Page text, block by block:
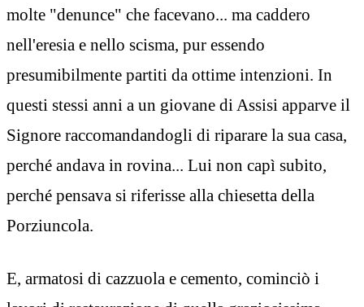
molte "denunce" che facevano... ma caddero
nell'eresia e nello scisma, pur essendo
presumibilmente partiti da ottime intenzioni. In
questi stessi anni a un giovane di Assisi apparve il
Signore raccomandandogli di riparare la sua casa,
perché andava in rovina... Lui non capì subito,
perché pensava si riferisse alla chiesetta della
Porziuncola.
E, armatosi di cazzuola e cemento, cominciò i